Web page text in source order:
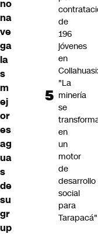
no
na
ve
ga
la
s
m
ej
or
es
ag
ua
s
de
su
gr
up
de
196
jóvenes
en
Collahuasi:
"La
minería
se
en
un
motor
de
desarrollo
social
para
Tarapacá"